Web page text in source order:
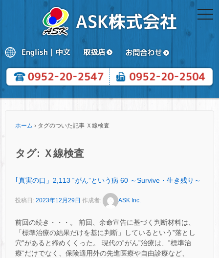
ホーム › タグのついた記事 Ｘ線検査
タグ: Ｘ線検査
｢真実の口」2,113 ‟がん”という病 60 ～Survive・生き残り～
投稿日: 2023年12月29日 作成者: ASK Inc.
前回の続き・・・。 前回、余命宣告に基づく判断材料は、
「標準治療の結果だけを基に判断」しているという‟落とし
穴”があると締めくくった。 現代の‟がん”治療は、‟標準治
療”だけでなく、保険適用外の先進医療や自由診療など、